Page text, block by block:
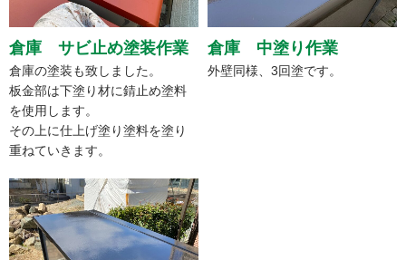
倉庫 サビ止め塗装作業
倉庫の塗装も致しました。
板金部は下塗り材に錆止め塗料
を使用します。
その上に仕上げ塗り塗料を塗り
重ねていきます。
倉庫 中塗り作業
外壁同様、3回塗です。